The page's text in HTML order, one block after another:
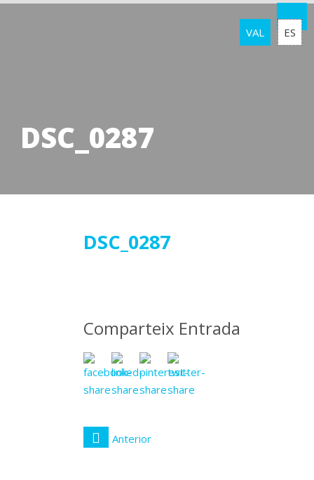
VAL ES
DSC_0287
DSC_0287
Comparteix Entrada
Anterior